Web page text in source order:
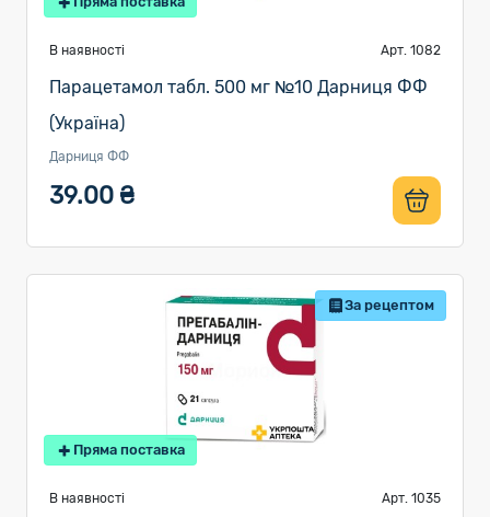
В наявності Арт. 1082
Парацетамол табл. 500 мг №10 Дарниця ФФ
(Україна)
Дарниця ФФ
39.00 ₴
За рецептом
Пряма поставка
В наявності Арт. 1035